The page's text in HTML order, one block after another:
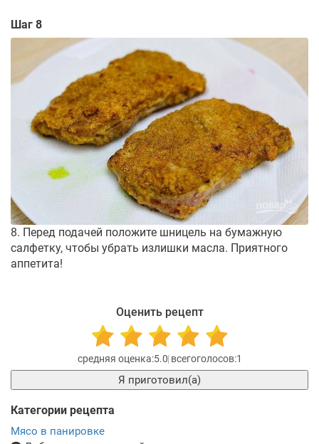
Шаг 8
8. Перед подачей положите шницель на бумажную
салфетку, чтобы убрать излишки масла. Приятного
аппетита!
Оценить рецепт
5.0 1
Я приготовил(а)
Категории рецепта
Мясо в панировке